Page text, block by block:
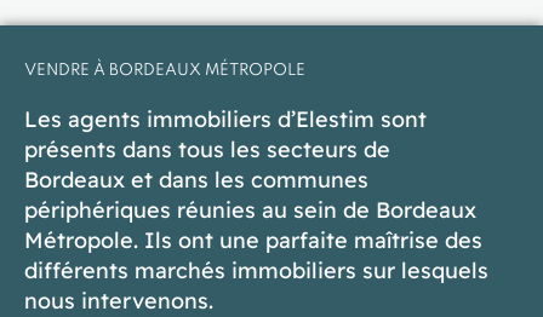
VENDRE À BORDEAUX MÉTROPOLE
Les agents immobiliers d’Elestim sont
présents dans tous les secteurs de
Bordeaux et dans les communes
périphériques réunies au sein de Bordeaux
Métropole. Ils ont une parfaite maîtrise des
différents marchés immobiliers sur lesquels
nous intervenons.